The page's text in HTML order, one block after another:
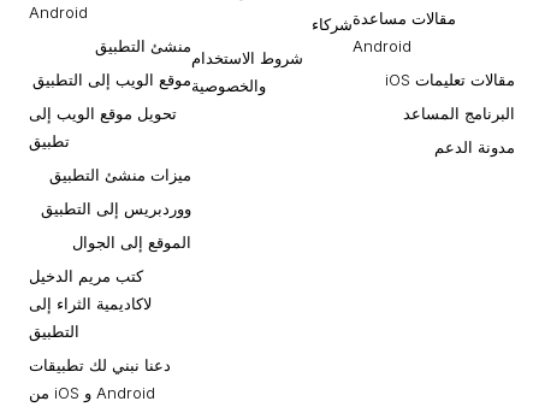
مقالات مساعدة
Android
مقالات تعليمات iOS
البرنامج المساعد
مدونة الدعم
شركاء
شروط الاستخدام
والخصوصية
Android
منشئ التطبيق
موقع الويب إلى التطبيق
تحويل موقع الويب إلى
تطبيق
ميزات منشئ التطبيق
ووردبريس إلى التطبيق
الموقع إلى الجوال
كتب مريم الدخيل
لاكاديمية الثراء إلى
التطبيق
دعنا نبني لك تطبيقات
Android و iOS من